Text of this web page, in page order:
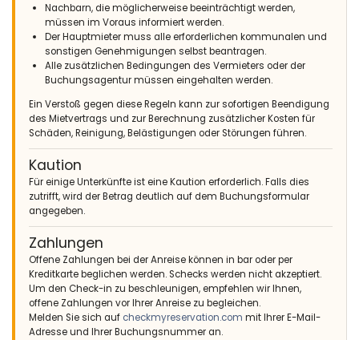
- 8,3
Familien mit älteren Kindern - April 2017 - Deutschland :
War jetzt zum 2ten mal in der Villa. Zu jeder Zeit wieder!
Danke sehr nett sehr und freundlich
- 7,3
Ältere Paare - Mai 2016 - Belgien :
(Originaltext)
Great villa and location!
Very nice villa and surroundings. Juist a little upgrade of the
bathrooms and kitchen would-be be great. An investment in
some glasses ( wine and champagne) is also an advice.
(Übersetzt von Google)
Tolle Villa und Lage!
Sehr schöne Villa und Umgebung. Juist ein kleines Upgrade der
Badezimmer und der Küche wäre toll. Eine Investition in einige
Gläser (Wein und Champagner) ist ebenfalls ein Ratschlag.
Nachbarn, die möglicherweise beeinträchtigt werden,
müssen im Voraus informiert werden.
Der Hauptmieter muss alle erforderlichen kommunalen und
sonstigen Genehmigungen selbst beantragen.
Alle zusätzlichen Bedingungen des Vermieters oder der
Buchungsagentur müssen eingehalten werden.
Ein Verstoß gegen diese Regeln kann zur sofortigen Beendigung
des Mietvertrags und zur Berechnung zusätzlicher Kosten für
Schäden, Reinigung, Belästigungen oder Störungen führen.
Kaution
Für einige Unterkünfte ist eine Kaution erforderlich. Falls dies
zutrifft, wird der Betrag deutlich auf dem Buchungsformular
angegeben.
Zahlungen
Offene Zahlungen bei der Anreise können in bar oder per
Kreditkarte beglichen werden. Schecks werden nicht akzeptiert.
Um den Check-in zu beschleunigen, empfehlen wir Ihnen,
offene Zahlungen vor Ihrer Anreise zu begleichen.
Melden Sie sich auf checkmyreservation.com mit Ihrer E-Mail-
Adresse und Ihrer Buchungsnummer an.